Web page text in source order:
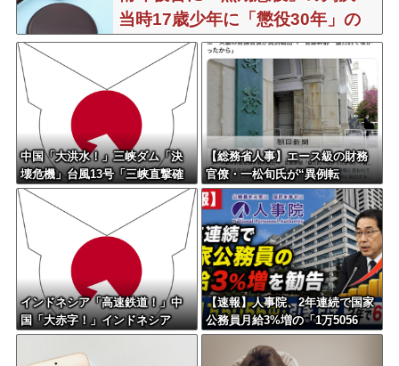
当時17歳少年に「懲役30年」の
判決
中国「大洪水！」三峡ダム「決
壊危機」台風13号「三峡直撃確
定」日本「最も強い勢力で接
近！（伊勢湾台風級」台風13号
と15号「中国本土でぶつかり合
う（前代未聞」→
【総務省人事】エース級の財務
官僚・一松旬氏が“異例転
出”へ 官邸幹部「協力的でなか
ったから」
インドネシア「高速鉄道！」中
国「大赤字！」インドネシア
「運営会社の株式購入！（負債
対策」中国「はい（巨額負債」
【速報】人事院、2年連続で国家
公務員月給3%増の「1万5056
円」引き上げ勧告 2年で6%超え